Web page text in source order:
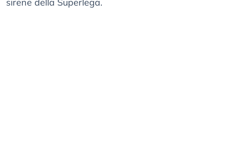
sirene della Superlega.